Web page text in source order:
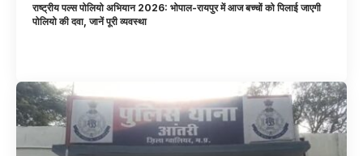
राष्ट्रीय पल्स पोलियो अभियान 2026: भोपाल-रायपुर में आज बच्चों को पिलाई जाएगी
पोलियो की दवा, जानें पूरी व्यवस्था